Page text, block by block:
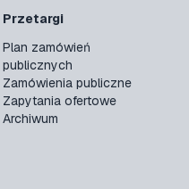
Przetargi
Plan zamówień
publicznych
Zamówienia publiczne
Zapytania ofertowe
Archiwum